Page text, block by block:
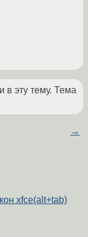
в эту тему. Тема
→
xfce(alt+tab)